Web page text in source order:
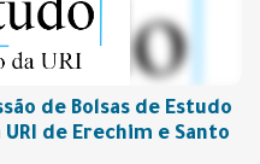
de Bolsas de Estudo
de Erechim e Santo